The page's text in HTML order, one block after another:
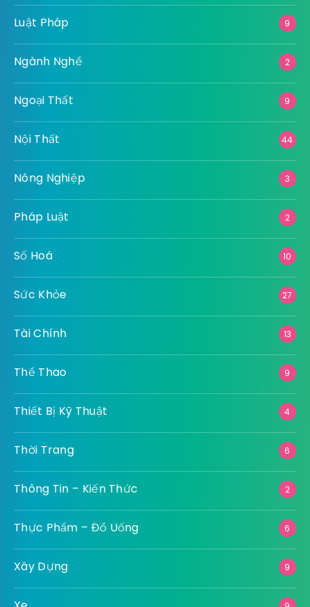
Luật Pháp 9
Ngành Nghề 2
Ngoại Thất 9
Nội Thất 44
Nông Nghiệp 3
Pháp Luật 2
Số Hoá 10
Sức Khỏe 27
Tài Chính 13
Thể Thao 9
Thiết Bị Kỹ Thuật 4
Thời Trang 6
Thông Tin – Kiến Thức 2
Thực Phẩm – Đồ Uống 6
Xây Dựng 9